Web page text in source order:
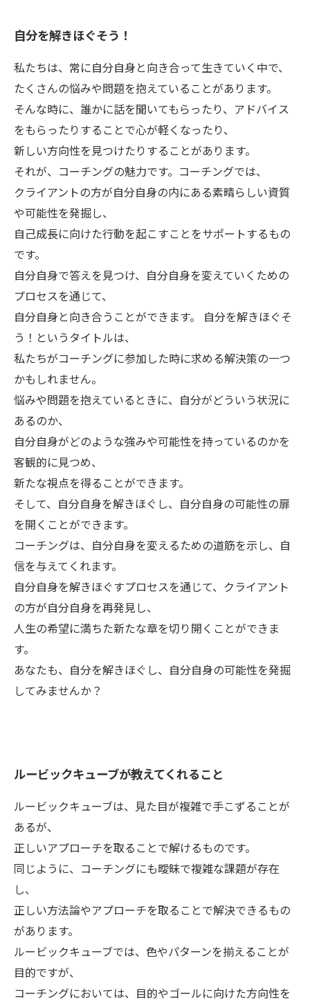
自分を解きほぐそう！
私たちは、常に自分自身と向き合って生きていく中で、
たくさんの悩みや問題を抱えていることがあります。
そんな時に、誰かに話を聞いてもらったり、アドバイス
をもらったりすることで心が軽くなったり、
新しい方向性を見つけたりすることがあります。
それが、コーチングの魅力です。コーチングでは、
クライアントの方が自分自身の内にある素晴らしい資質
や可能性を発掘し、
自己成長に向けた行動を起こすことをサポートするもの
です。
自分自身で答えを見つけ、自分自身を変えていくための
プロセスを通じて、
自分自身と向き合うことができます。 自分を解きほぐそ
う！というタイトルは、
私たちがコーチングに参加した時に求める解決策の一つ
かもしれません。
悩みや問題を抱えているときに、自分がどういう状況に
あるのか、
自分自身がどのような強みや可能性を持っているのかを
客観的に見つめ、
新たな視点を得ることができます。
そして、自分自身を解きほぐし、自分自身の可能性の扉
を開くことができます。
コーチングは、自分自身を変えるための道筋を示し、自
信を与えてくれます。
自分自身を解きほぐすプロセスを通じて、クライアント
の方が自分自身を再発見し、
人生の希望に満ちた新たな章を切り開くことができま
す。
あなたも、自分を解きほぐし、自分自身の可能性を発掘
してみませんか？
ルービックキューブが教えてくれること
ルービックキューブは、見た目が複雑で手こずることが
あるが、
正しいアプローチを取ることで解けるものです。
同じように、コーチングにも曖昧で複雑な課題が存在
し、
正しい方法論やアプローチを取ることで解決できるもの
があります。
ルービックキューブでは、色やパターンを揃えることが
目的ですが、
コーチングにおいては、目的やゴールに向けた方向性を